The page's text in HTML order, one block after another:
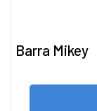
Barra Mikey